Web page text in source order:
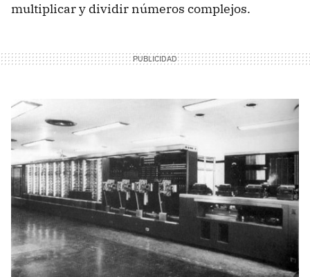
multiplicar y dividir números complejos.